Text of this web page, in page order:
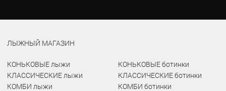
ЛЫЖНЫЙ МАГАЗИН
КОНЬКОВЫЕ лыжи
КЛАССИЧЕСКИЕ лыжи
КОМБИ лыжи
КОНЬКОВЫЕ ботинки
КЛАССИЧЕСКИЕ ботинки
КОМБИ ботинки